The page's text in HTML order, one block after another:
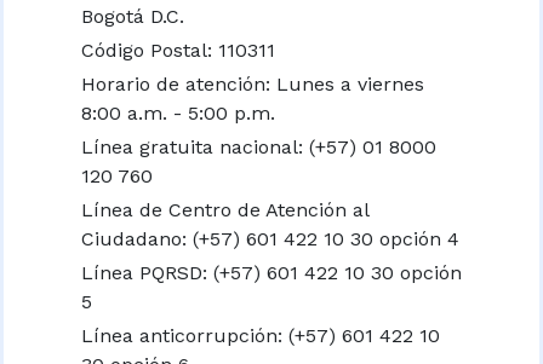
Bogotá D.C.
Código Postal: 110311
Horario de atención: Lunes a viernes
8:00 a.m. - 5:00 p.m.
Línea gratuita nacional: (+57) 01 8000
120 760
Línea de Centro de Atención al
Ciudadano: (+57) 601 422 10 30 opción 4
Línea PQRSD: (+57) 601 422 10 30 opción
5
Línea anticorrupción: (+57) 601 422 10